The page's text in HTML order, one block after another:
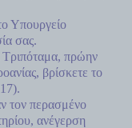
Υπουργείο
σας.
Τριπόταμα, πρώην
βρίσκετε το
τον περασμένο
ανέγερση